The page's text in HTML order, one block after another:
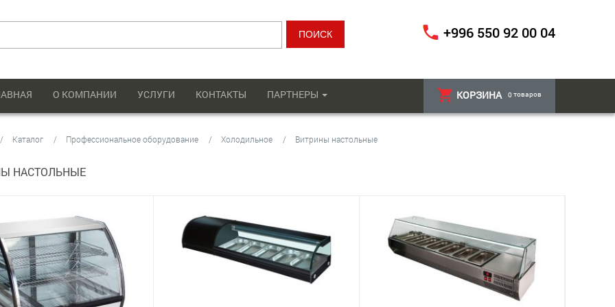
+996 550 92 00 04
О КОМПАНИИ УСЛУГИ КОНТАКТЫ ПАРТНЕРЫ КОРЗИНА 0 товаров
Каталог Профессиональное оборудование Холодильное Витрины настольные
НАСТОЛЬНЫЕ